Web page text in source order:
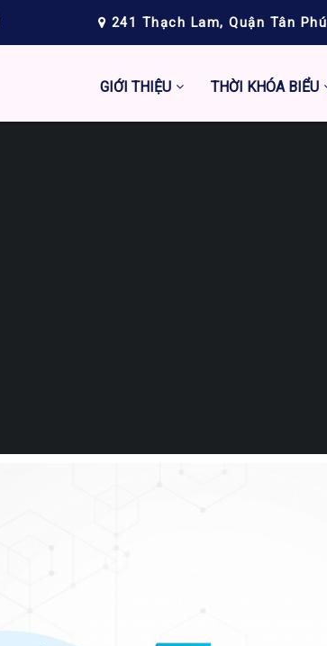
241 Thạch Lam, Quận Tân Phú
GIỚI THIỆU THỜI KHÓA BIỂU